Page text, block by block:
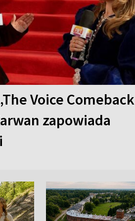
Voice Comeback
zapowiada